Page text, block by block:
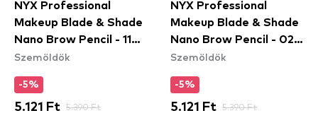
NYX Professional
Makeup Blade & Shade
Nano Brow Pencil - 11
Grey
Szemöldök
-5%
5.121 Ft 5.390 Ft
NYX Professional
Makeup Blade & Shade
Nano Brow Pencil - 02
Blonde
Szemöldök
-5%
5.121 Ft 5.390 Ft